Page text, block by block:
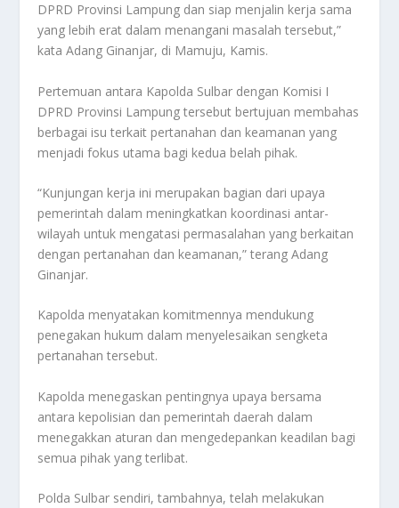
DPRD Provinsi Lampung dan siap menjalin kerja sama
yang lebih erat dalam menangani masalah tersebut,”
kata Adang Ginanjar, di Mamuju, Kamis.
Pertemuan antara Kapolda Sulbar dengan Komisi I
DPRD Provinsi Lampung tersebut bertujuan membahas
berbagai isu terkait pertanahan dan keamanan yang
menjadi fokus utama bagi kedua belah pihak.
“Kunjungan kerja ini merupakan bagian dari upaya
pemerintah dalam meningkatkan koordinasi antar-
wilayah untuk mengatasi permasalahan yang berkaitan
dengan pertanahan dan keamanan,” terang Adang
Ginanjar.
Kapolda menyatakan komitmennya mendukung
penegakan hukum dalam menyelesaikan sengketa
pertanahan tersebut.
Kapolda menegaskan pentingnya upaya bersama
antara kepolisian dan pemerintah daerah dalam
menegakkan aturan dan mengedepankan keadilan bagi
semua pihak yang terlibat.
Polda Sulbar sendiri, tambahnya, telah melakukan